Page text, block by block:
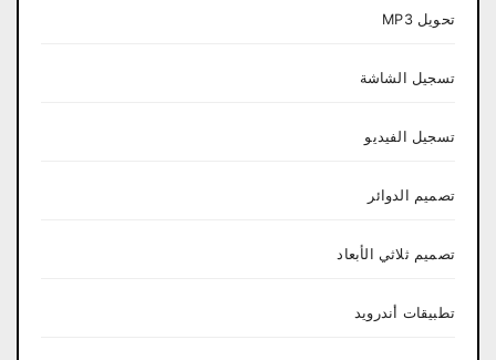
تحويل MP3
تسجيل الشاشة
تسجيل الفيديو
تصميم الدوائر
تصميم ثلاثي الأبعاد
تطبيقات أندرويد